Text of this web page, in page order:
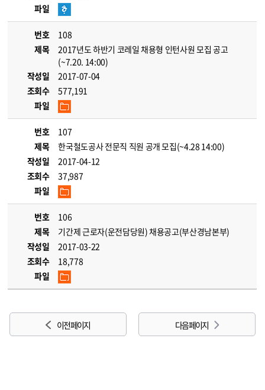
파일
번호
108
제목
2017년도 하반기 코레일 채용형 인턴사원 모집 공고
(~7.20. 14:00)
작성일
2017-07-04
조회수
577,191
파일
번호
107
제목
한국철도공사 전문직 직원 공개 모집(~4.28 14:00)
작성일
2017-04-12
조회수
37,987
파일
번호
106
제목
기간제 근로자(운전담당원) 채용공고(부산경남본부)
작성일
2017-03-22
조회수
18,778
파일
이전 페이지 다음 페이지